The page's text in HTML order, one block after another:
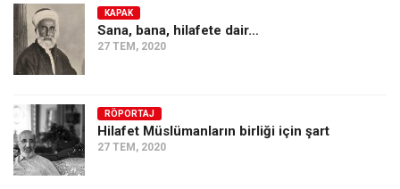
Kültür Sanat
Kitap
Karisi kitap sualleri
7 soruda bu hafta
Ekonomi
Spor
KAPAK
Sana, bana, hilafete dair…
27 TEM, 2020
RÖPORTAJ
Hilafet Müslümanların birliği için şart
27 TEM, 2020